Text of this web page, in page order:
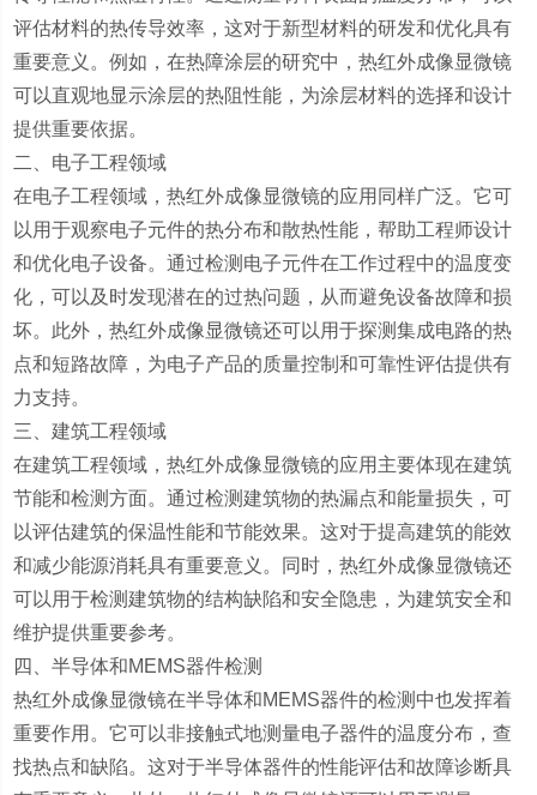
评估材料的热传导效率，这对于新型材料的研发和优化具有
重要意义。例如，在热障涂层的研究中，热红外成像显微镜
可以直观地显示涂层的热阻性能，为涂层材料的选择和设计
提供重要依据。
二、电子工程领域
在电子工程领域，热红外成像显微镜的应用同样广泛。它可
以用于观察电子元件的热分布和散热性能，帮助工程师设计
和优化电子设备。通过检测电子元件在工作过程中的温度变
化，可以及时发现潜在的过热问题，从而避免设备故障和损
坏。此外，热红外成像显微镜还可以用于探测集成电路的热
点和短路故障，为电子产品的质量控制和可靠性评估提供有
力支持。
三、建筑工程领域
在建筑工程领域，热红外成像显微镜的应用主要体现在建筑
节能和检测方面。通过检测建筑物的热漏点和能量损失，可
以评估建筑的保温性能和节能效果。这对于提高建筑的能效
和减少能源消耗具有重要意义。同时，热红外成像显微镜还
可以用于检测建筑物的结构缺陷和安全隐患，为建筑安全和
维护提供重要参考。
四、半导体和MEMS器件检测
热红外成像显微镜在半导体和MEMS器件的检测中也发挥着
重要作用。它可以非接触式地测量电子器件的温度分布，查
找热点和缺陷。这对于半导体器件的性能评估和故障诊断具